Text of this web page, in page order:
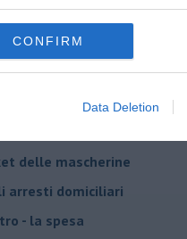
CONFIRM
Data Deletion
da Giovanna d'Arco
semplificazione
delle mascherine
arresti domiciliari
- la spesa